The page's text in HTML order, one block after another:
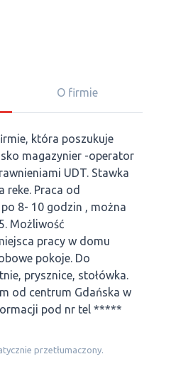
O firmie
która poszukuje
magazynier -operator
UDT. Stawka
reke. Praca od
8- 10 godzin , można
Możliwość
pracy w domu
pokoje. Do
prysznice, stołówka.
od centrum Gdańska w
pod nr tel *****
przetłumaczony.